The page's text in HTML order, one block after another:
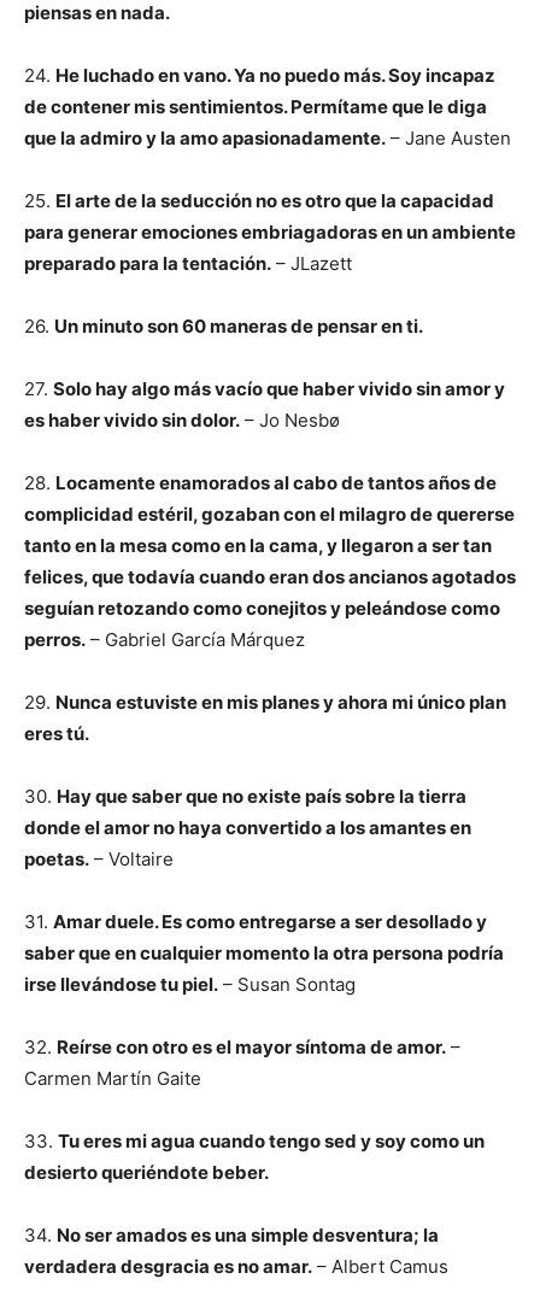
piensas en nada.
24. He luchado en vano. Ya no puedo más. Soy incapaz
de contener mis sentimientos. Permítame que le diga
que la admiro y la amo apasionadamente. – Jane Austen
25. El arte de la seducción no es otro que la capacidad
para generar emociones embriagadoras en un ambiente
preparado para la tentación. – JLazett
26. Un minuto son 60 maneras de pensar en ti.
27. Solo hay algo más vacío que haber vivido sin amor y
es haber vivido sin dolor. – Jo Nesbø
28. Locamente enamorados al cabo de tantos años de
complicidad estéril, gozaban con el milagro de quererse
tanto en la mesa como en la cama, y llegaron a ser tan
felices, que todavía cuando eran dos ancianos agotados
seguían retozando como conejitos y peleándose como
perros. – Gabriel García Márquez
29. Nunca estuviste en mis planes y ahora mi único plan
eres tú.
30. Hay que saber que no existe país sobre la tierra
donde el amor no haya convertido a los amantes en
poetas. – Voltaire
31. Amar duele. Es como entregarse a ser desollado y
saber que en cualquier momento la otra persona podría
irse llevándose tu piel. – Susan Sontag
32. Reírse con otro es el mayor síntoma de amor. –
Carmen Martín Gaite
33. Tu eres mi agua cuando tengo sed y soy como un
desierto queriéndote beber.
34. No ser amados es una simple desventura; la
verdadera desgracia es no amar. – Albert Camus